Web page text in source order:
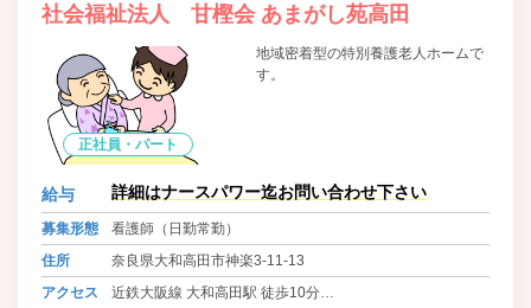
社会福祉法人 甘樫会 あまがし苑高田
正社員・パート
地域密着型の特別養護老人ホームで
す。
給与 詳細はナースパワー迄お問い合わせ下さい
募集形態
看護師（日勤常勤）
住所
奈良県大和高田市神楽3-11-13
アクセス
近鉄大阪線 大和高田駅 徒歩10分